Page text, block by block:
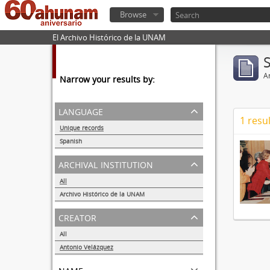
Browse
El Archivo Histórico de la UNAM
Narrow your results by:
language
Unique records
Spanish
1
archival institution
All
Archivo Histórico de la UNAM
1
creator
All
Antonio Velázquez
1